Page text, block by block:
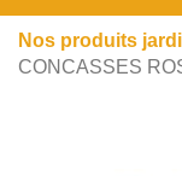
Nos produits
CONCASSES